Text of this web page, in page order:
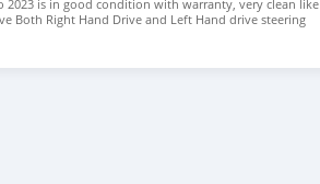
2023 is in good condition with warranty, very clean like
Both Right Hand Drive and Left Hand drive steering
NUMBER: +447424958730 CONTACT EMAIL: